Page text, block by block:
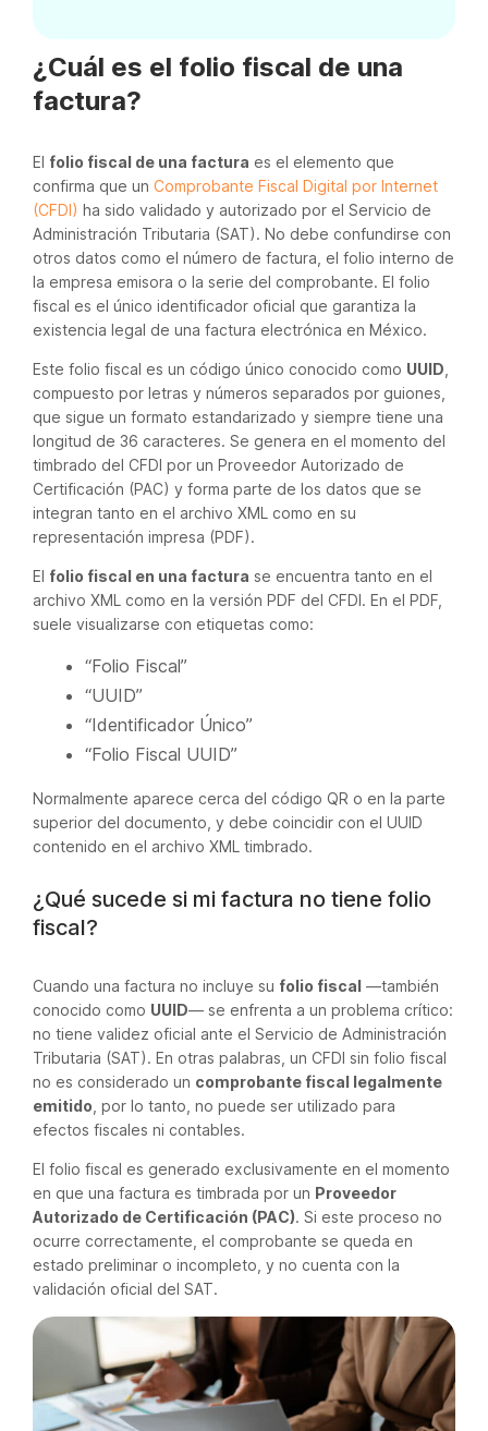
¿Cuál es el folio fiscal de una
factura?
El folio fiscal de una factura es el elemento que
confirma que un Comprobante Fiscal Digital por Internet
(CFDI) ha sido validado y autorizado por el Servicio de
Administración Tributaria (SAT). No debe confundirse con
otros datos como el número de factura, el folio interno de
la empresa emisora o la serie del comprobante. El folio
fiscal es el único identificador oficial que garantiza la
existencia legal de una factura electrónica en México.
Este folio fiscal es un código único conocido como UUID
compuesto por letras y números separados por guiones,
que sigue un formato estandarizado y siempre tiene una
longitud de 36 caracteres. Se genera en el momento del
timbrado del CFDI por un Proveedor Autorizado de
Certificación (PAC) y forma parte de los datos que se
integran tanto en el archivo XML como en su
representación impresa (PDF).
El folio fiscal en una factura se encuentra tanto en el
archivo XML como en la versión PDF del CFDI. En el PDF,
suele visualizarse con etiquetas como:
“Folio Fiscal”
“UUID”
“Identificador Único”
“Folio Fiscal UUID”
Normalmente aparece cerca del código QR o en la parte
superior del documento, y debe coincidir con el UUID
contenido en el archivo XML timbrado.
¿Qué sucede si mi factura no tiene folio
fiscal?
Cuando una factura no incluye su folio fiscal —también
conocido como UUID— se enfrenta a un problema crítico:
no tiene validez oficial ante el Servicio de Administración
Tributaria (SAT). En otras palabras, un CFDI sin folio fiscal
no es considerado un comprobante fiscal legalmente
emitido , por lo tanto, no puede ser utilizado para
efectos fiscales ni contables.
El folio fiscal es generado exclusivamente en el momento
en que una factura es timbrada por un Proveedor
Autorizado de Certificación (PAC). Si este proceso no
ocurre correctamente, el comprobante se queda en
estado preliminar o incompleto, y no cuenta con la
validación oficial del SAT.